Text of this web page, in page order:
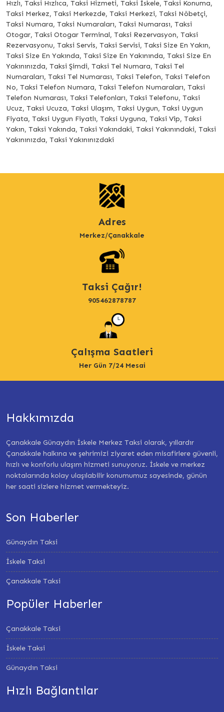
Hızlı, Taksi Hızlıca, Taksi Hizmeti, Taksi İskele, Taksi Konuma,
Taksi Merkez, Taksi Merkezde, Taksi Merkezi, Taksi Nöbetçi,
Taksi Numara, Taksi Numaraları, Taksi Numarası, Taksi
Otogar, Taksi Otogar Terminal, Taksi Rezervasyon, Taksi
Rezervasyonu, Taksi Servis, Taksi Servisi, Taksi Size En Yakın,
Taksi Size En Yakında, Taksi Size En Yakınında, Taksi Size En
Yakınınızda, Taksi Şimdi, Taksi Tel Numara, Taksi Tel
Numaraları, Taksi Tel Numarası, Taksi Telefon, Taksi Telefon
No, Taksi Telefon Numara, Taksi Telefon Numaraları, Taksi
Telefon Numarası, Taksi Telefonları, Taksi Telefonu, Taksi
Ucuz, Taksi Ucuza, Taksi Ulaşım, Taksi Uygun, Taksi Uygun
Fiyata, Taksi Uygun Fiyatlı, Taksi Uyguna, Taksi Vip, Taksi
Yakın, Taksi Yakında, Taksi Yakındaki, Taksi Yakınındaki, Taksi
Yakınınızda, Taksi Yakınınızdaki
Adres
Merkez/Çanakkale
Taksi Çağır!
905462878787
Çalışma Saatleri
Her Gün 7/24 Mesai
Hakkımızda
Çanakkale Günaydın İskele Merkez Taksi olarak, yıllardır
Çanakkale halkına ve şehrimizi ziyaret eden misafirlere güvenli,
hızlı ve konforlu ulaşım hizmeti sunuyoruz. İskele ve merkez
noktalarında kolay ulaşılabilir konumumuz sayesinde, günün
her saati sizlere hizmet vermekteyiz.
Son Haberler
Günaydın Taksi
İskele Taksi
Çanakkale Taksi
Popüler Haberler
Çanakkale Taksi
İskele Taksi
Günaydın Taksi
Hızlı Bağlantılar